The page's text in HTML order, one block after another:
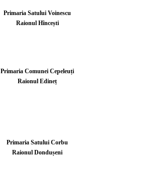
Primaria Satului Voinescu
Raionul Hîncești
Primaria Comunei Cepeleuți
Raionul Edineț
Primaria Satului Corbu
Raionul Dondușeni